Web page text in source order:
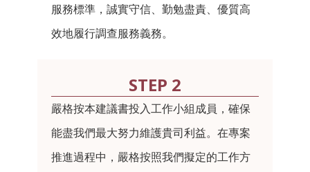
服務標準，誠實守信、勤勉盡責、優質高
效地履行調查服務義務。
STEP 2
嚴格按本建議書投入工作小組成員，確保
能盡我們最大努力維護貴司利益。在專案
推進過程中，嚴格按照我們擬定的工作方